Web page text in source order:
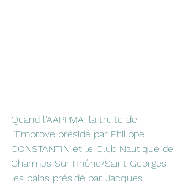
Quand l'AAPPMA, la truite de
l'Embroye présidé par Philippe
CONSTANTIN et le Club Nautique de
Charmes Sur Rhône/Saint Georges
les bains présidé par Jacques